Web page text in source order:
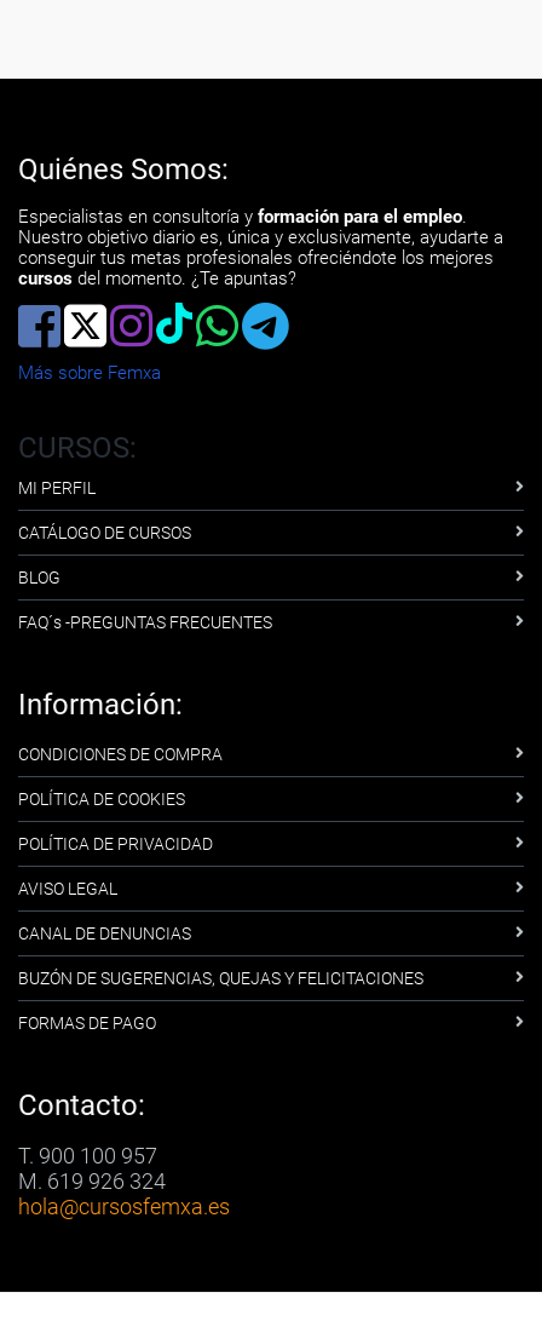
Quiénes Somos:
Especialistas en consultoría y formación para el empleo.
Nuestro objetivo diario es, única y exclusivamente, ayudarte a
conseguir tus metas profesionales ofreciéndote los mejores
cursos del momento. ¿Te apuntas?
Más sobre Femxa
CURSOS:
MI PERFIL
CATÁLOGO DE CURSOS
BLOG
FAQ´s -PREGUNTAS FRECUENTES
Información:
CONDICIONES DE COMPRA
POLÍTICA DE COOKIES
POLÍTICA DE PRIVACIDAD
AVISO LEGAL
CANAL DE DENUNCIAS
BUZÓN DE SUGERENCIAS, QUEJAS Y FELICITACIONES
FORMAS DE PAGO
Contacto:
T. 900 100 957
M. 619 926 324
hola@cursosfemxa.es